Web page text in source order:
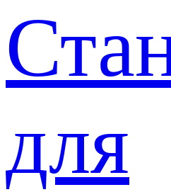
для